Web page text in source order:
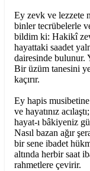
Ey zevk ve lezzete
binler tecrübelerle
bildim ki: Hakikî
hayattaki saadet
dairesinde bulunur.
Bir üzüm tanesini
kaçırır.
Ey hapis
ve hayatınız
hayat-ı bâkiyeniz
Nasıl bazan ağır
bir sene ibadet
altında herbir saat
rahmetlere çevirir.